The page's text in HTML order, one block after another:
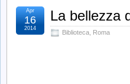
La bellezza
Biblioteca Roma
Apr
16
2014